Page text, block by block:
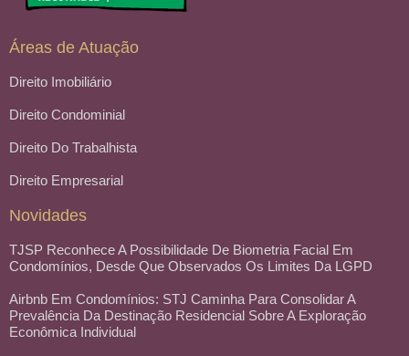
Áreas de Atuação
Direito Imobiliário
Direito Condominial
Direito Do Trabalhista
Direito Empresarial
Novidades
TJSP Reconhece A Possibilidade De Biometria Facial Em
Condomínios, Desde Que Observados Os Limites Da LGPD
Airbnb Em Condomínios: STJ Caminha Para Consolidar A
Prevalência Da Destinação Residencial Sobre A Exploração
Econômica Individual